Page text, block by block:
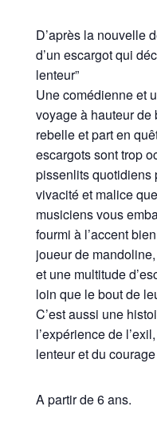
D’après la nouvelle
d’un escargot qui
lenteur”
Une comédienne et
voyage à hauteur de
rebelle et part en
escargots sont trop
pissenlits quotidiens
vivacité et malice
musiciens vous
fourmi à l’accent
joueur de
et une multitude
loin que le bout de
C’est aussi une
l’expérience de
lenteur et du
A partir de 6 ans.